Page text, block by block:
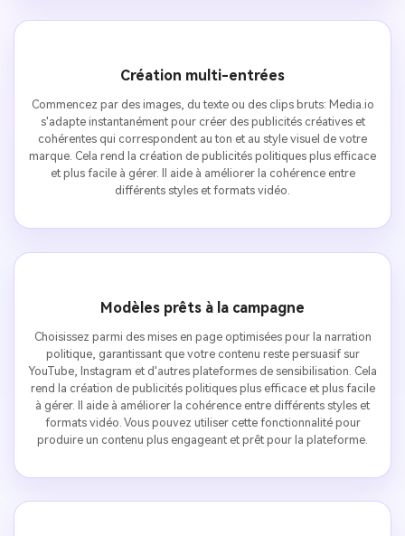
Création multi-entrées
Commencez par des images, du texte ou des clips bruts: Media.io
s'adapte instantanément pour créer des publicités créatives et
cohérentes qui correspondent au ton et au style visuel de votre
marque. Cela rend la création de publicités politiques plus efficace
et plus facile à gérer. Il aide à améliorer la cohérence entre
différents styles et formats vidéo.
Modèles prêts à la campagne
Choisissez parmi des mises en page optimisées pour la narration
politique, garantissant que votre contenu reste persuasif sur
YouTube, Instagram et d'autres plateformes de sensibilisation. Cela
rend la création de publicités politiques plus efficace et plus facile
à gérer. Il aide à améliorer la cohérence entre différents styles et
formats vidéo. Vous pouvez utiliser cette fonctionnalité pour
produire un contenu plus engageant et prêt pour la plateforme.